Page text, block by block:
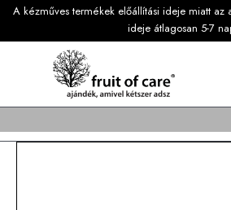
A kézműves termékek előállítási ideje miatt az
ideje átlagosan 5-7